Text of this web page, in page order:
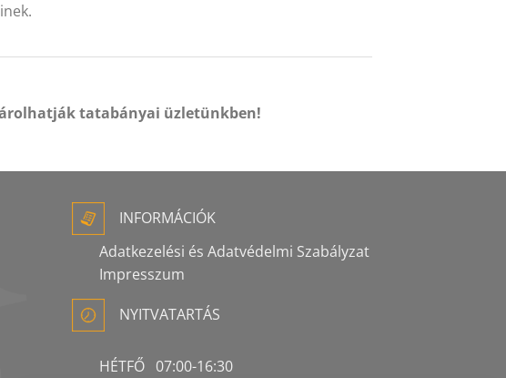
tatabányai üzletünkben!
INFORMÁCIÓK
Adatkezelési és Adatvédelmi Szabályzat
Impresszum
NYITVATARTÁS
HÉTFŐ 07:00-16:30